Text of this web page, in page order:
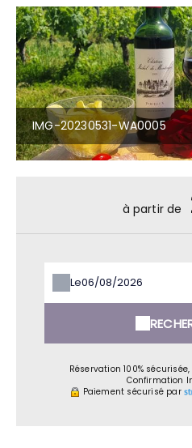
IMG-20230531-WA0005
à partir de
Le
Réservation 100%
Confirmation
Paiement sécurisé par